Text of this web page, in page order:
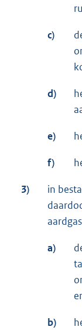
c)
d)
e)
f)
3)
in
a)
b)